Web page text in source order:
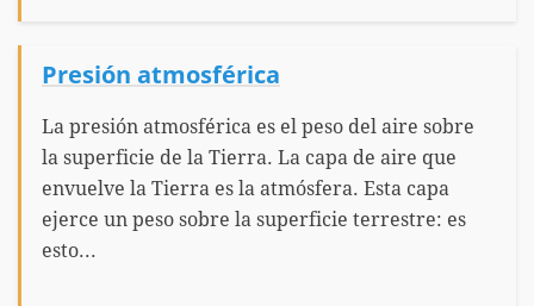
Presión atmosférica
La presión atmosférica es el peso del aire sobre
la superficie de la Tierra. La capa de aire que
envuelve la Tierra es la atmósfera. Esta capa
ejerce un peso sobre la superficie terrestre: es
esto...